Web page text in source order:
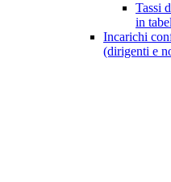
Tassi
in
Incarichi
(dirigenti e